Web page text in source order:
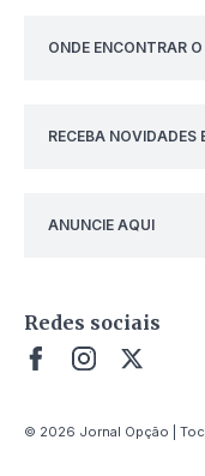
ONDE ENCONTRAR
RECEBA NOVIDADES
ANUNCIE AQUI
Redes sociais
© 2026 Jornal Opção |